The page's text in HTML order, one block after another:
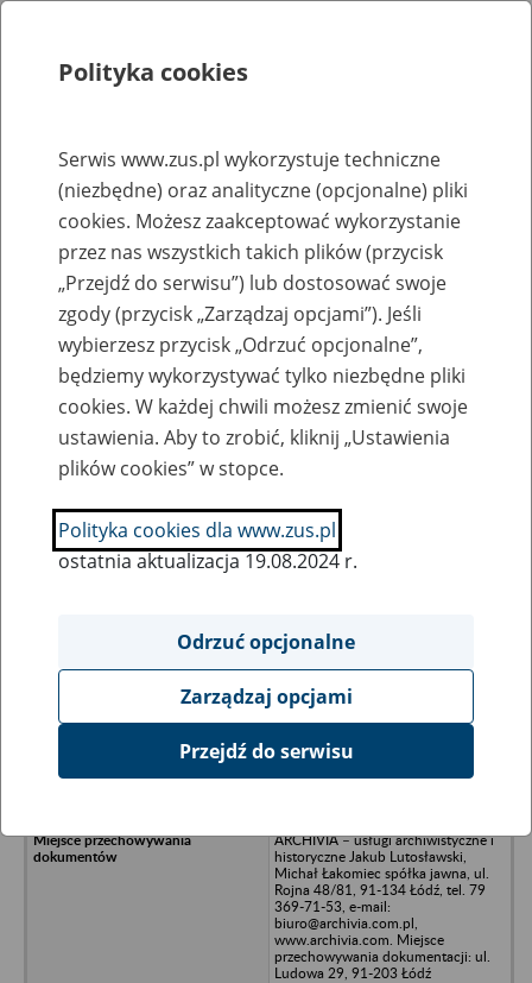
Rejestry, ewidencje i archiwa
Baza zlikwidowanych lub
przekształconych zakładów pracy
Nazwa zakładu pracy:
SZUKAJ
Ukryj wszystkie pozycje bazy
Zakład Transportu Przemysłu
ARCHIVIA – usługi archiwistyczne i
historyczne Jakub Lutosławski,
Michał Łakomiec spółka jawna, ul.
Rojna 48/81, 91-134 Łódź, tel. 79
369-71-53, e-mail:
biuro@archivia.com.pl,
www.archivia.com. Miejsce
przechowywania dokumentacji: ul.
Ludowa 29, 91-203 Łódź
Polityka cookies
Serwis www.zus.pl wykorzystuje techniczne
(niezbędne) oraz analityczne (opcjonalne) pliki
cookies. Możesz zaakceptować wykorzystanie
przez nas wszystkich takich plików (przycisk
„Przejdź do serwisu”) lub dostosować swoje
zgody (przycisk „Zarządzaj opcjami”). Jeśli
wybierzesz przycisk „Odrzuć opcjonalne”,
będziemy wykorzystywać tylko niezbędne pliki
cookies. W każdej chwili możesz zmienić swoje
ustawienia. Aby to zrobić, kliknij „Ustawienia
plików cookies” w stopce.
Polityka cookies dla www.zus.pl
ostatnia aktualizacja 19.08.2024 r.
Odrzuć opcjonalne
Zarządzaj opcjami
Przejdź do serwisu